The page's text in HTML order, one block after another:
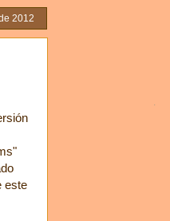
2012
este